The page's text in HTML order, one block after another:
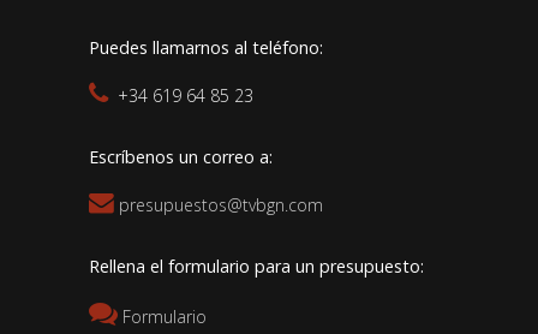
Puedes llamarnos al teléfono:
+34 619 64 85 23
Escríbenos un correo a:
presupuestos@tvbgn.com
Rellena el formulario para un presupuesto:
Formulario